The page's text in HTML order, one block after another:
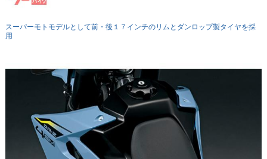
スーパーモトモデルとして前・後１７インチのリムとダンロップ製タイヤを採
用